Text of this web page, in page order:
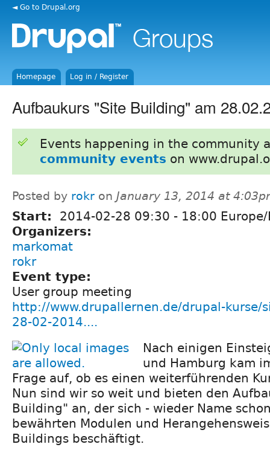
◄ Go to Drupal.org
Homepage Log in / Register
Aufbaukurs "Site Building" am
Events happening in the community
community events on
Posted by rokr on January 13, 2014 at
Start: 2014-02-28 09:30 - 18:00
Organizers:
markomat
rokr
Event type:
User group meeting
http://www.drupallernen.de/drupal-kurse/
28-02-2014....
Nach einigen
und Hamburg kam
Frage auf, ob es einen weiterführenden
Nun sind wir so weit und bieten den
Building" an, der sich - wieder Name
bewährten Modulen und
Buildings beschäftigt.